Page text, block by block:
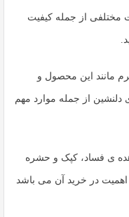
مختلفی از جمله کیفیت
مانند این محصول و
از جمله موارد مهم
ی فساد، کپک و حشره
اهمیت در خرید آن می باشد